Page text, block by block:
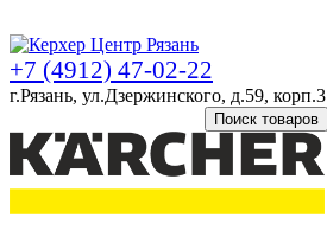
+7 (4912) 47-02-22
г.Рязань, ул.Дзержинского, д.59, корп.3
Поиск товаров